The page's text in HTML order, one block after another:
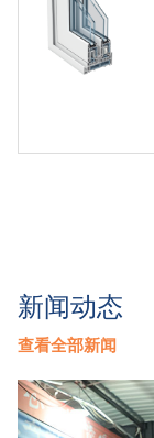
新闻动态
查看全部新闻